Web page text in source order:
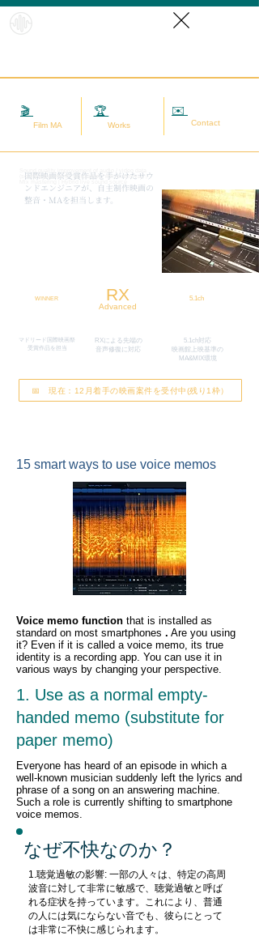
🎬
Film MA
🏆
Works
✉️
Contact
​国際映画祭受賞作品を手がけたサウ
ンドエンジニアが、自主制作映画の
整音・MAを担当します。
(sound adjustment / restoration / noise removal) |
WINNER RX
Advanced
マドリード国際映画祭
​受賞作品を担当
RXによる先端の
​音声修復に対応
5.1ch
5.1ch対応
映画館上映基準の
MA&MIX環境
📅 現在：12月着手の映画案件を受付中(残り1枠）
15 smart ways to use voice memos
Voice memo function that is installed as
standard on most smartphones . Are you using
it? Even if it is called a voice memo, its true
identity is a recording app. You can use it in
various ways by changing your perspective.
1. Use as a normal empty-
handed memo (substitute for
paper memo)
Everyone has heard of an episode in which a
well-known musician suddenly left the lyrics and
phrase of a song on an answering machine.
Such a role is currently shifting to smartphone
voice memos.
なぜ不快なのか？
1.聴覚過敏の影響: 一部の人々は、特定の高周
波音に対して非常に敏感で、聴覚過敏と呼ば
れる症状を持っています。これにより、普通
の人には気にならない音でも、彼らにとって
は非常に不快に感じられます。